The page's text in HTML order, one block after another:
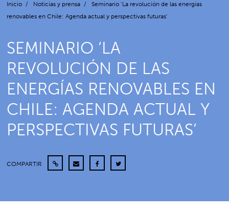
Inicio / Noticias y prensa /
Seminario ‘La revolución de las energías
renovables en Chile: Agenda actual y perspectivas futuras’
SEMINARIO ‘LA
REVOLUCIÓN DE LAS
ENERGÍAS RENOVABLES EN
CHILE: AGENDA ACTUAL Y
PERSPECTIVAS FUTURAS’
COMPARTIR